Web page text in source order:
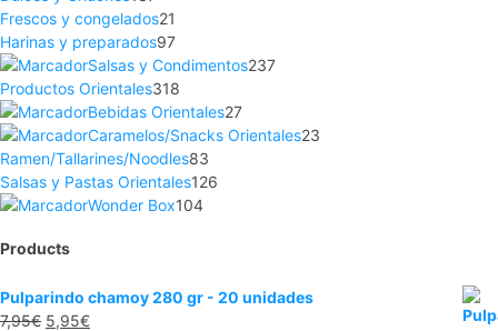
Frescos y congelados21
Harinas y preparados97
Salsas y Condimentos237
Productos Orientales318
Bebidas Orientales27
Caramelos/Snacks Orientales23
Ramen/Tallarines/Noodles83
Salsas y Pastas Orientales126
Wonder Box104
Products
Pulparindo chamoy 280 gr - 20 unidades
7,95€ 5,95€